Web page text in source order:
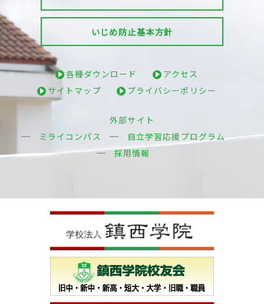
いじめ防止基本方針
各種ダウンロード
アクセス
サイトマップ
プライバシーポリシー
外部サイト
ミライコンパス
自立学習応援プログラム
採用情報